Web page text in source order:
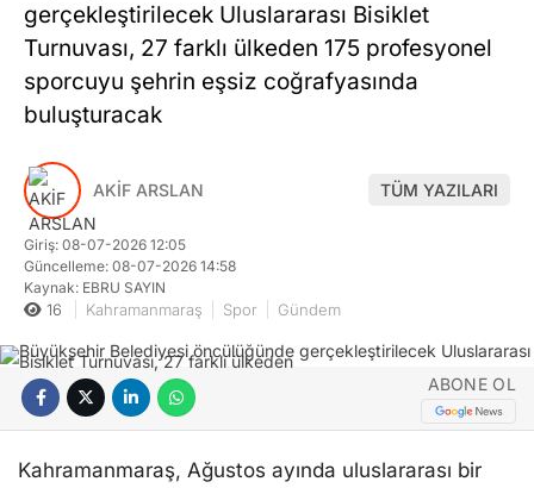
gerçekleştirilecek Uluslararası Bisiklet
Turnuvası, 27 farklı ülkeden 175 profesyonel
sporcuyu şehrin eşsiz coğrafyasında
buluşturacak
AKİF ARSLAN TÜM YAZILARI
Giriş: 08-07-2026 12:05
Güncelleme: 08-07-2026 14:58
Kaynak: EBRU SAYIN
16 Kahramanmaraş Spor Gündem
ABONE OL
Kahramanmaraş, Ağustos ayında uluslararası bir